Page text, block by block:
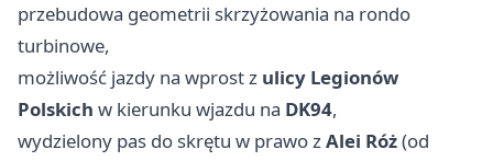
przebudowa geometrii skrzyżowania na rondo
turbinowe,
możliwość jazdy na wprost z ulicy Legionów
Polskich w kierunku wjazdu na DK94,
wydzielony pas do skrętu w prawo zAlei Róż(od